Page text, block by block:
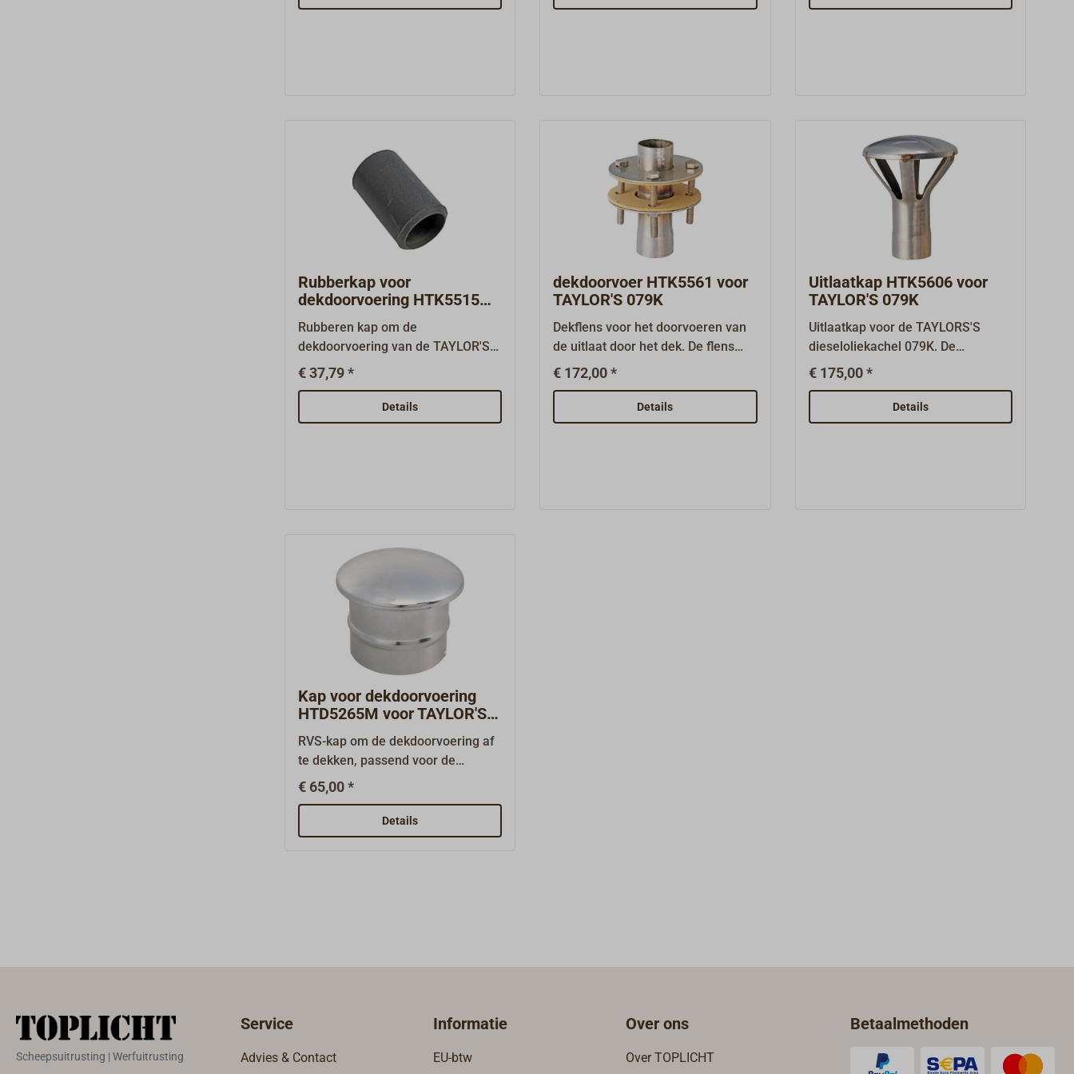
leiding in geen geval wordt geknikt.
Lengte van de sensorleiding 200
de vlam niet meer brandt. De
fabriek bestellen.
de fabriek. Vraag gerust ook een
028 of het petroleum,
manometer.De druktank kan in
willekeurige positie worden
gemonteerd en wordt met een
koperen leiding verbonden met de
kooktoestel.Afmetingen: 180 x 340
x 290 mm (Ø x L x H).
Rubberkap voor
dekdoorvoering HTK5515
voor TAYLOR'S 079K
Rubberen kap om de
dekdoorvoering van de TAYLOR'S
petroleumkachel 079K af te
sluiten.Naast de hier vermelde
accessoires en reserveonderdelen
kunnen wij nog andere belangrijke
€ 37,79 *
Details
dekdoorvoer HTK5561 voor
TAYLOR'S 079K
Dekflens voor het doorvoeren van
de uitlaat door het dek. De flens
past op de TAYLOR'S
petroleumverwarming 079K. Naast
de hier vermelde accessoires en
reserveonderdelen kunnen wij nog
€ 172,00 *
Details
Uitlaatkap HTK5606 voor
TAYLOR'S 079K
Uitlaatkap voor de TAYLORS'S
dieseloliekachel 079K. De
uitlaatkap verhindert dat wind en
water in de uitlaatbuis
binnendringen.Naast de hier
genoemde accessoires en
€ 175,00 *
Details
Kap voor dekdoorvoering
HTD5265M voor TAYLOR'S
079D
RVS-kap om de dekdoorvoering af
te dekken, passend voor de
dieseloven 079D. Naast de hier
genoemde accessoires en
reserveonderdelen kunnen wij
andere belangrijke onderdelen uit
€ 65,00 *
Details
Scheepsuitrusting | Werfuitrusting
Service
Advies & Contact
Informatie
EU-btw
Over ons
Over TOPLICHT
Betaalmethoden